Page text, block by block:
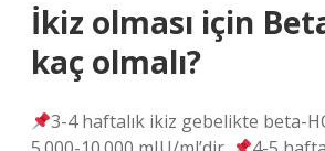
İkiz olması için
kaç olmalı?
3-4 haftalık ikiz gebelikte beta-